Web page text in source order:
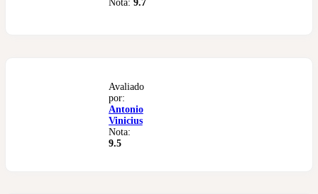
Nota: 9.7
Avaliado
por:
Antonio
Vinicius
Nota:
9.5